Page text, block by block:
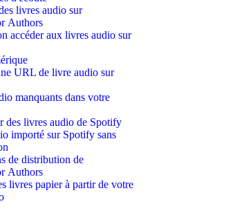
livres audio sur
Authors
accéder aux livres audio sur
URL de livre audio sur
manquants dans votre
des livres audio de Spotify
importé sur Spotify sans
de distribution de
Authors
livres papier à partir de votre